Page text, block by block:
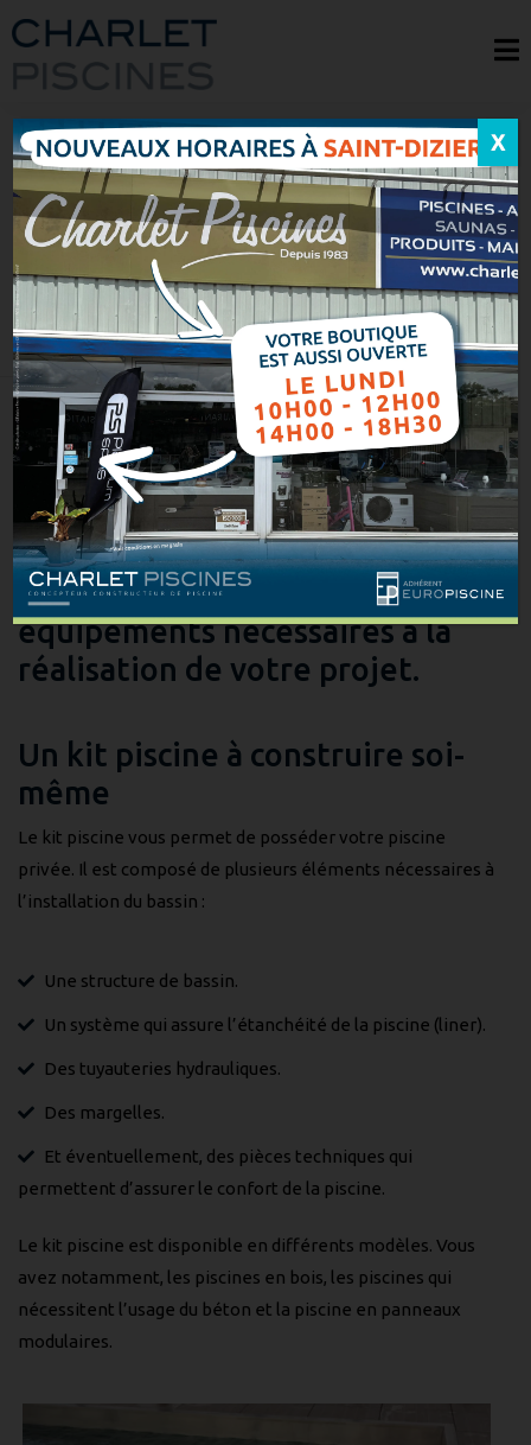
BOUTIQUE DE KITS ET
D’ÉQUIPEMENTS POUR
PISCINE EN
CHAMPAGNE
Accueil> Nos savoir-faire > Piscines > Construction de piscine >Kit /
Équipement
Vous envisagez d’aménager une
piscine dans votre jardin ?
Charlet Piscines vous propose
un kit complet avec les
équipements nécessaires à la
réalisation de votre projet.
Un kit piscine à construire soi-
même
Le kit piscine vous permet de posséder votre piscine
privée. Il est composé de plusieurs éléments nécessaires à
l’installation du bassin :
Une structure de bassin.
Un système qui assure l’étanchéité de la piscine (liner).
Des tuyauteries hydrauliques.
Des margelles.
Et éventuellement, des pièces techniques qui
permettent d’assurer le confort de la piscine.
Le kit piscine est disponible en différents modèles. Vous
avez notamment, les piscines en bois, les piscines qui
nécessitent l’usage du béton et la piscine en panneaux
modulaires.
X